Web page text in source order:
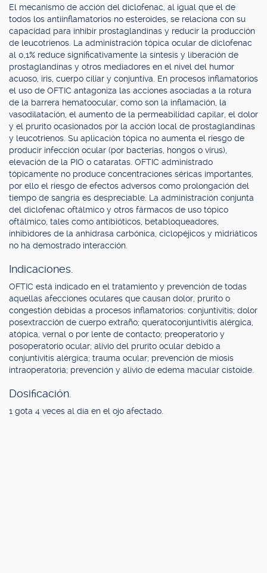
El mecanismo de acción del diclofenac, al igual que el de
todos los antiinflamatorios no esteroides, se relaciona con su
capacidad para inhibir prostaglandinas y reducir la producción
de leucotrienos. La administración tópica ocular de diclofenac
al 0,1% reduce significativamente la síntesis y liberación de
prostaglandinas y otros mediadores en el nivel del humor
acuoso, iris, cuerpo ciliar y conjuntiva. En procesos inflamatorios
el uso de OFTIC antagoniza las acciones asociadas a la rotura
de la barrera hematoocular, como son la inflamación, la
vasodilatación, el aumento de la permeabilidad capilar, el dolor
y el prurito ocasionados por la acción local de prostaglandinas
y leucotrienos. Su aplicación tópica no aumenta el riesgo de
producir infección ocular (por bacterias, hongos o virus),
elevación de la PIO o cataratas. OFTIC administrado
tópicamente no produce concentraciones séricas importantes,
por ello el riesgo de efectos adversos como prolongación del
tiempo de sangría es despreciable. La administración conjunta
del diclofenac oftálmico y otros fármacos de uso tópico
oftálmico, tales como antibióticos, betabloqueadores,
inhibidores de la anhidrasa carbónica, ciclopéjicos y midriáticos
no ha demostrado interacción.
Indicaciones.
OFTIC está indicado en el tratamiento y prevención de todas
aquellas afecciones oculares que causan dolor, prurito o
congestión debidas a procesos inflamatorios: conjuntivitis; dolor
posextracción de cuerpo extraño; queratoconjuntivitis alérgica,
atópica, vernal o por lente de contacto; preoperatorio y
posoperatorio ocular; alivio del prurito ocular debido a
conjuntivitis alérgica; trauma ocular; prevención de miosis
intraoperatoria; prevención y alivio de edema macular cistoide.
Dosificación.
1 gota 4 veces al día en el ojo afectado.